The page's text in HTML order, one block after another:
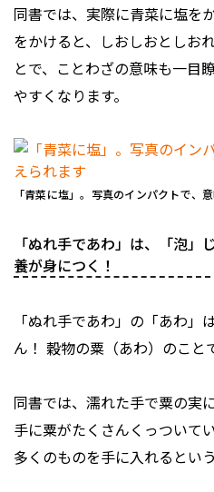
同書では、実際に青菜に塩を
をかけると、しおしおとしお
とで、ことわざの意味も一目
やすくなります。
「青菜に塩」。写真のインパクトで、
「ぬれ手であわ」は、「泡」
養が身につく！
「ぬれ手であわ」の「あわ」
ん！ 穀物の粟（あわ）のこと
同書では、濡れた手で粟の実
手に粟がたくさんくっついて
多くのものを手に入れるとい